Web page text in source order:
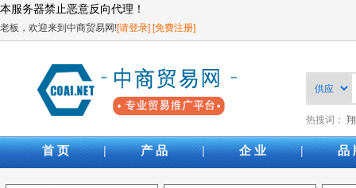
本服务器禁止恶意反向代理！
老板，欢迎来到中商贸易网![请登录][免费注册]
热搜词：
首 页 | 产 品 | 企 业 | 品